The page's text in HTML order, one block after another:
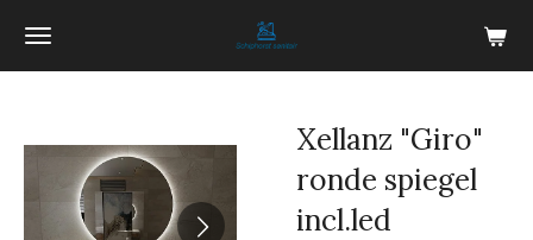
Ga
hoofdinhoud
Xellanz "Giro"
ronde spiegel
incl.led